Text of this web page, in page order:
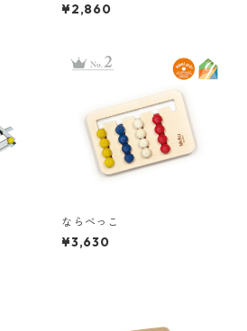
¥2,860
ならべっこ
¥3,630